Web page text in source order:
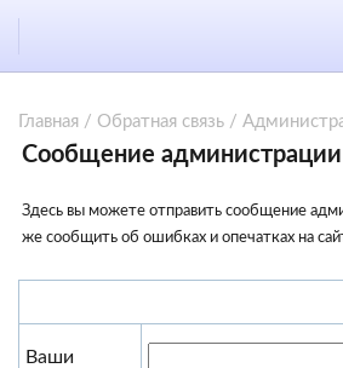
Главная / Обратная связь /
Сообщение администрации
Здесь вы можете отправить сообщение
же сообщить об ошибках и опечатках на
Ваши